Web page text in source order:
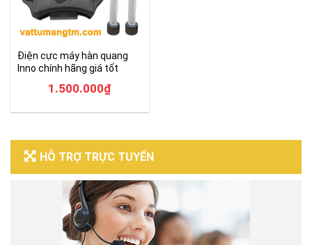
HỖ TRỢ TRỰC TUYẾN
Điện cực máy hàn quang
Inno chính hãng giá tốt
1.500.000₫